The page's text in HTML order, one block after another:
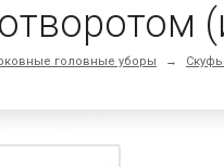
головные уборы →